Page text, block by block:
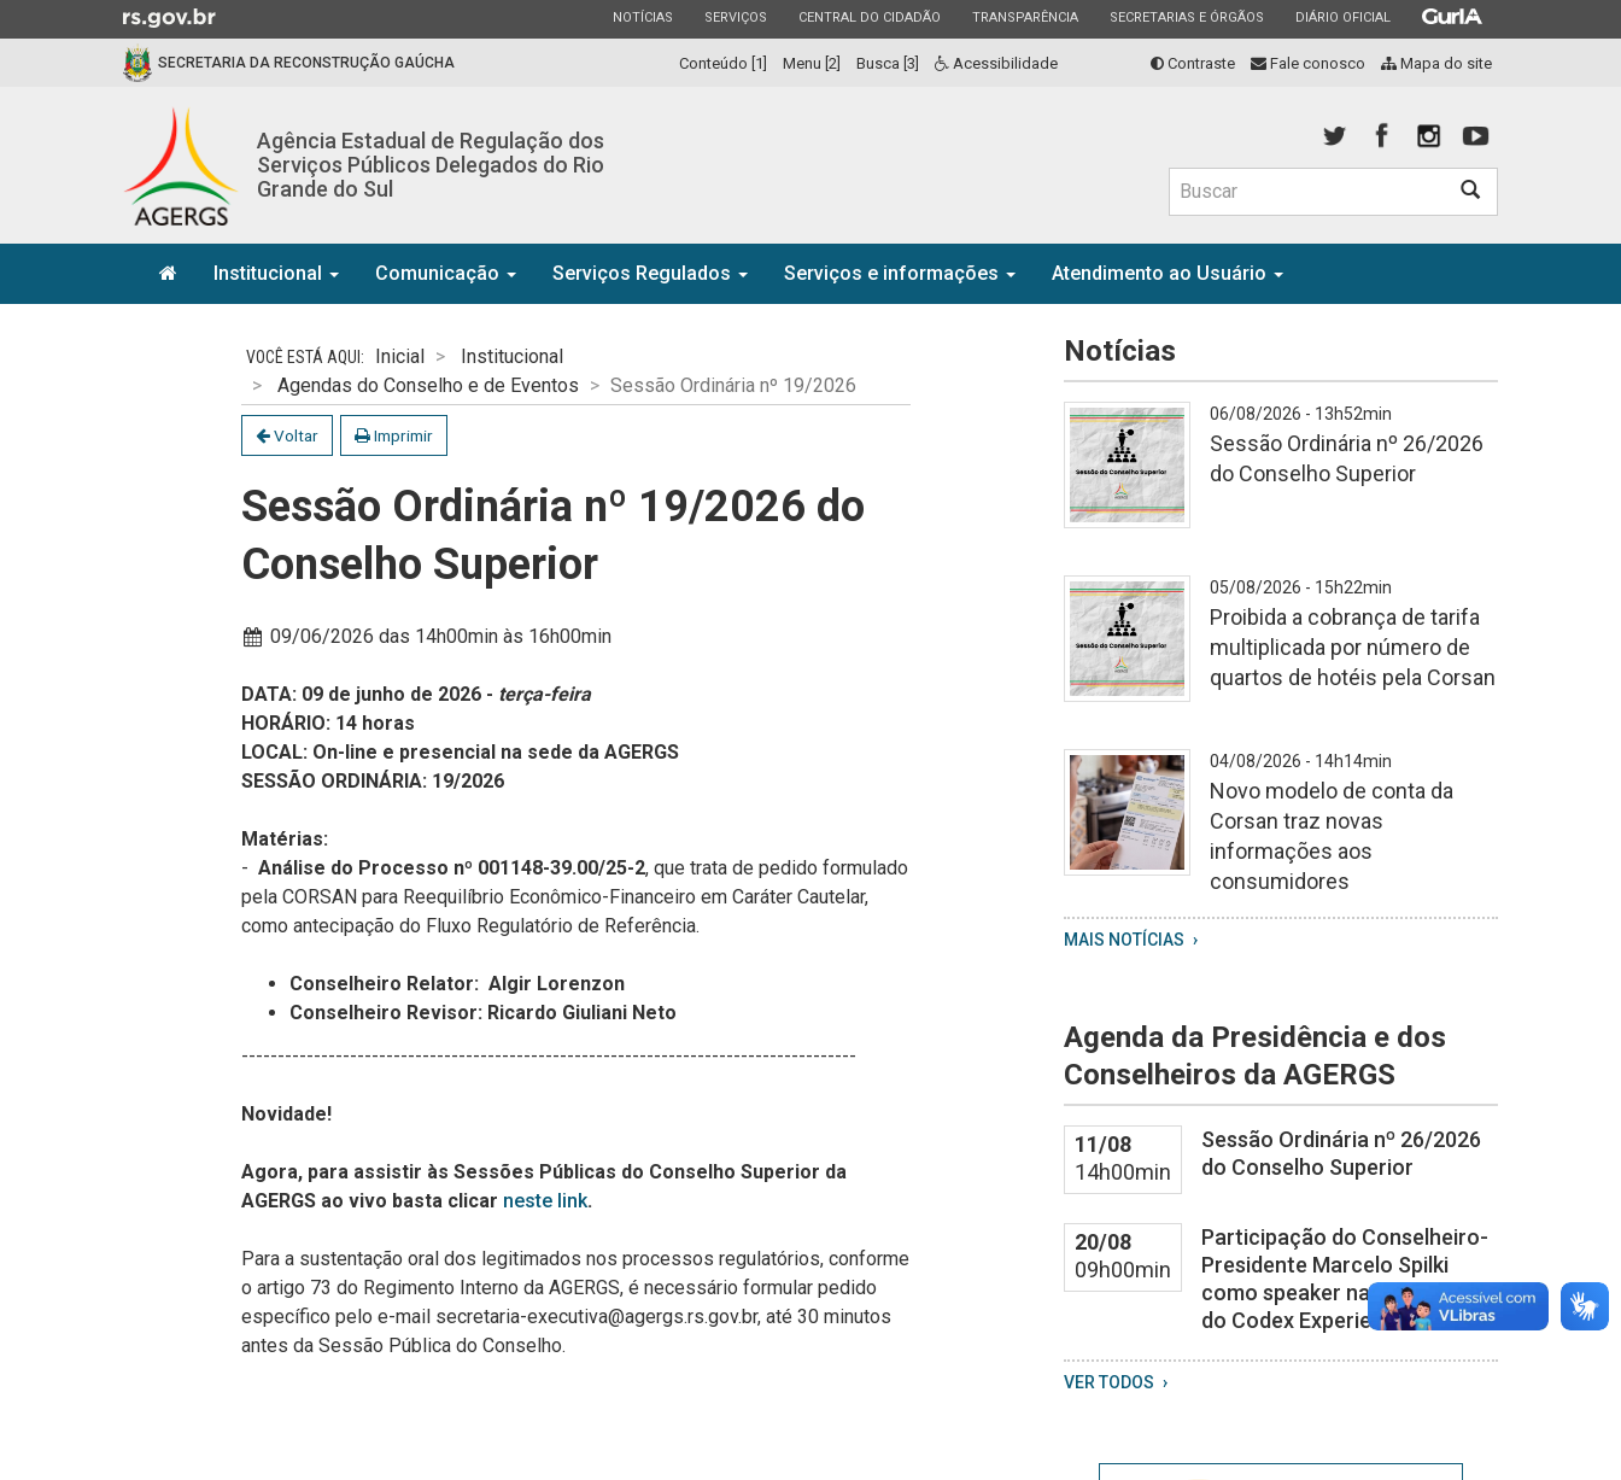
para
Ir
a
ESTADO
NOTÍCIAS ESTADO
SERVIÇOS ESTADO
CENTRAL DO CIDADÃO ESTADO
TRANSPARÊNCIA ESTADO
SECRETARIAS E ÓRGÃOS ESTADO
DIÁRIO OFICIAL ESTADO
SECRETARIA DA RECONSTRUÇÃO GAÚCHA Conteúdo [1] Menu [2] Busca [3] Acessibilidade Contraste Fale conosco Mapa do site
Agência Estadual de Regulação dos
Serviços Públicos Delegados do Rio
Grande do Sul
Institucional Comunicação Serviços Regulados Serviços e informações
Atendimento ao Usuário
Inicial
Institucional
Agendas do Conselho e de Eventos
Sessão Ordinária nº 19/2026
Voltar Imprimir
Sessão Ordinária nº 19/2026 do
Conselho Superior
Data:
09/06/2026 das 14h00minàs 16h00min
DATA: 09 de junho de 2026 - terça-feira
HORÁRIO: 14 horas
LOCAL: On-line e presencial na sede da AGERGS
SESSÃO ORDINÁRIA: 19/2026
Matérias:
- Análise do Processo nº 001148-39.00/25-2, que trata de pedido formulado
pela CORSAN para Reequilíbrio Econômico-Financeiro em Caráter Cautelar,
como antecipação do Fluxo Regulatório de Referência.
Conselheiro Relator: Algir Lorenzon
Conselheiro Revisor: Ricardo Giuliani Neto
-------------------------------------------------------------------------------------
Novidade!
Agora, para assistir às Sessões Públicas do Conselho Superior da
AGERGS ao vivo basta clicar neste link.
Para a sustentação oral dos legitimados nos processos regulatórios, conforme
o artigo 73 do Regimento Interno da AGERGS, é necessário formular pedido
específico pelo e-mail secretaria-executiva@agergs.rs.gov.br, até 30 minutos
antes da Sessão Pública do Conselho.
Notícias
A
06/08/2026 - 13h52min
Sessão Ordinária nº 26/2026
do Conselho Superior
Cópia
de
Consultas
e
Audiência
05/08/2026 - 15h22min
Proibida a cobrança de tarifa
multiplicada por número de
quartos de hotéis pela Corsan
WhatsApp
Image
04
at
13
59
20
04/08/2026 - 14h14min
Novo modelo de conta da
Corsan traz novas
informações aos
consumidores
MAIS NOTÍCIAS
Agenda da Presidência e dos
Conselheiros da AGERGS
11/08
14h00min
Sessão Ordinária nº 26/2026
do Conselho Superior
20/08
09h00min
Participação do Conselheiro-
Presidente Marcelo Spilki
como speaker na 4ª edição
do Codex Experience.
VER TODOS